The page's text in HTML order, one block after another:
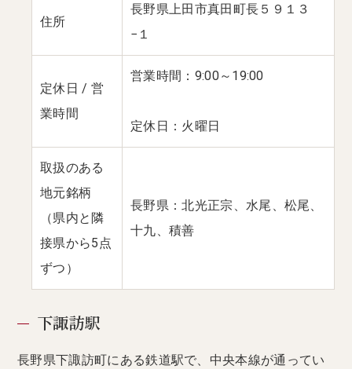
住所
長野県上田市真田町長５９１３
−１
定休日 / 営
業時間
営業時間：9:00～19:00
定休日：火曜日
取扱のある
地元銘柄
（県内と隣
接県から5点
ずつ）
長野県：北光正宗、水尾、松尾、
十九、積善
下諏訪駅
長野県下諏訪町にある鉄道駅で、中央本線が通ってい